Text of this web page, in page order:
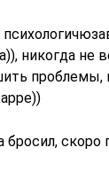
никогда не
проблемы,
скоро